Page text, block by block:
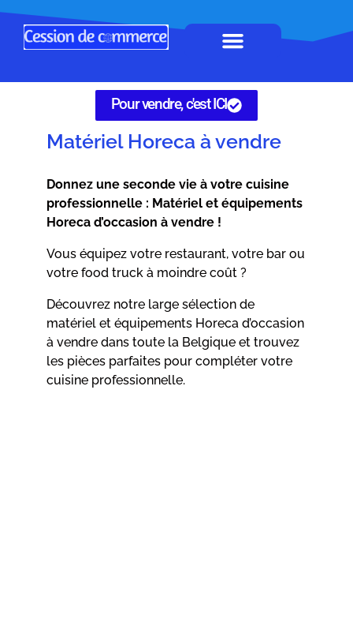
Pour vendre, c'est ICI
Matériel Horeca à vendre
Donnez une seconde vie à votre cuisine
professionnelle : Matériel et équipements
Horeca d’occasion à vendre !
Vous équipez votre restaurant, votre bar ou
votre food truck à moindre coût ?
Découvrez notre large sélection de
matériel et équipements Horeca d’occasion
à vendre dans toute la Belgique et trouvez
les pièces parfaites pour compléter votre
cuisine professionnelle.